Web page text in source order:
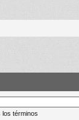
los términos